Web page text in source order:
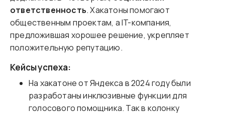
ответственность. Хакатоны помогают
общественным проектам, а IT-компания,
предложившая хорошее решение, укрепляет
положительную репутацию.
Кейсы успеха:
На хакатоне от Яндекса в 2024 году были
разработаны инклюзивные функции для
голосового помощника. Так в колонку